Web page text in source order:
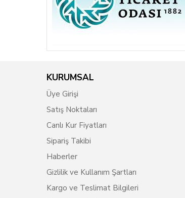
KURUMSAL
Üye Girişi
Satış Noktaları
Canlı Kur Fiyatları
Sipariş Takibi
Haberler
Gizlilik ve Kullanım Şartları
Kargo ve Teslimat Bilgileri